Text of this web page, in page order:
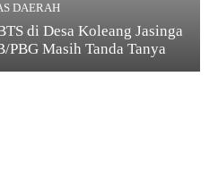
DAERAH
di Desa Koleang Jasinga
Masih Tanda Tanya